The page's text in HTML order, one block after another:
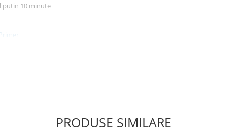
puțin 10 minute
după 3 ore
PRODUSE SIMILARE